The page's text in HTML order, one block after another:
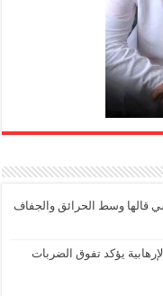
قالها وسط الحرائق والجفاف
يؤكد تفوق الضربات